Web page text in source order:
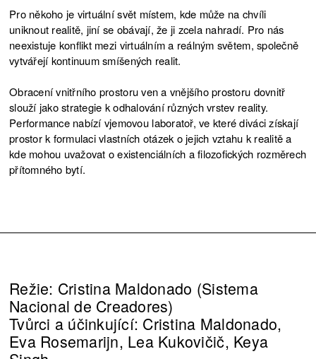
Pro někoho je virtuální svět místem, kde může na chvíli
uniknout realitě, jiní se obávají, že ji zcela nahradí. Pro nás
neexistuje konflikt mezi virtuálním a reálným světem, společně
vytvářejí kontinuum smíšených realit.
Obracení vnitřního prostoru ven a vnějšího prostoru dovnitř
slouží jako strategie k odhalování různých vrstev reality.
Performance nabízí vjemovou laboratoř, ve které diváci získají
prostor k formulaci vlastních otázek o jejich vztahu k realitě a
kde mohou uvažovat o existenciálních a filozofických rozměrech
přítomného bytí.
Režie: Cristina Maldonado (Sistema
Nacional de Creadores)
Tvůrci a účinkující: Cristina Maldonado,
Eva Rosemarijn, Lea Kukovičič, Keya